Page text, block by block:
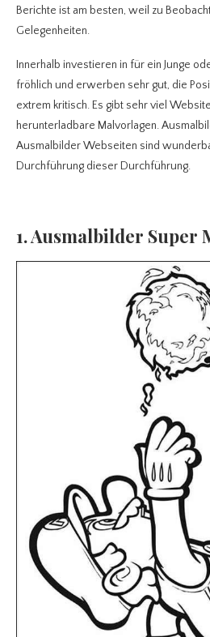
Berichte ist am besten, weil zu
Gelegenheiten.
Innerhalb investieren in für ein Junge
fröhlich und erwerben sehr gut, die
extrem kritisch. Es gibt sehr viel
herunterladbare Malvorlagen.
Ausmalbilder Webseiten sind
Durchführung dieser Durchführung.
1. Ausmalbilder Super